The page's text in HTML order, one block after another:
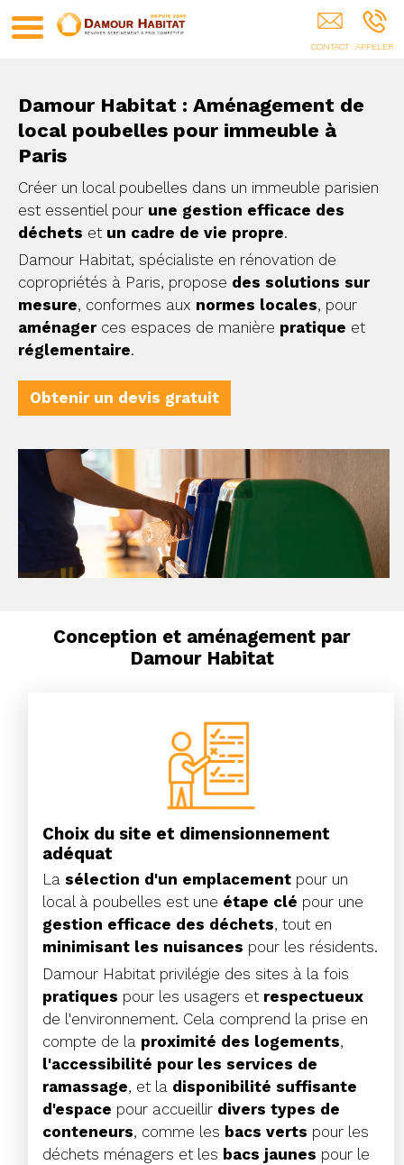
Rénovation D'appartement PARIS
Damour Habitat : Aménagement de
local poubelles pour immeuble à
Paris
Créer un local poubelles dans un immeuble parisien
est essentiel pour une gestion efficace des
déchets et un cadre de vie propre.
Damour Habitat, spécialiste en rénovation de
copropriétés à Paris, propose des solutions sur
mesure, conformes aux normes locales, pour
aménagerces espaces de manière pratique et
réglementaire.
Obtenir un devis gratuit
Conception et aménagement par
Damour Habitat
Choix du site et dimensionnement
adéquat
La sélection d'un emplacement pour un
local à poubelles est une étape clé pour une
gestion efficace des déchets, tout en
minimisant les nuisances pour les résidents.
Damour Habitat privilégie des sites à la fois
pratiques pour les usagers et respectueux
de l'environnement. Cela comprend la prise en
compte de la proximité des logements,
l'accessibilité pour les services de
ramassage, et la disponibilité suffisante
d'espace pour accueillir divers types de
conteneurs, comme les bacs verts pour les
déchets ménagers et les bacs jaunes pour le